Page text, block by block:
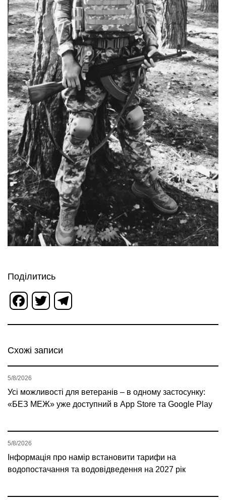
Поділитись
Facebook
Twitter
Схожі записи
Усі можливості для ветеранів – в одному застосунку:
«БЕЗ МЕЖ» уже доступний в App Store та Google Play
5/8/2026
Інформація про намір встановити тарифи на
водопостачання та водовідведення на 2027 рік
5/8/2026